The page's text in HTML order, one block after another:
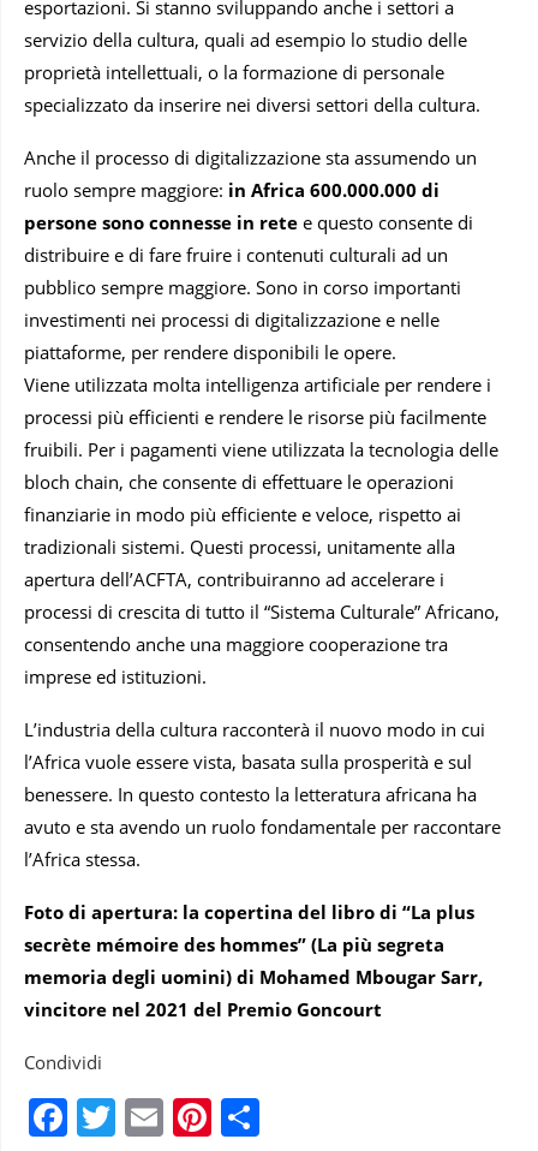
esportazioni. Si stanno sviluppando anche i settori a
servizio della cultura, quali ad esempio lo studio delle
proprietà intellettuali, o la formazione di personale
specializzato da inserire nei diversi settori della cultura.
Anche il processo di digitalizzazione sta assumendo un
ruolo sempre maggiore: in Africa 600.000.000 di
persone sono connesse in rete e questo consente di
distribuire e di fare fruire i contenuti culturali ad un
pubblico sempre maggiore. Sono in corso importanti
investimenti nei processi di digitalizzazione e nelle
piattaforme, per rendere disponibili le opere.
Viene utilizzata molta intelligenza artificiale per rendere i
processi più efficienti e rendere le risorse più facilmente
fruibili. Per i pagamenti viene utilizzata la tecnologia delle
bloch chain, che consente di effettuare le operazioni
finanziarie in modo più efficiente e veloce, rispetto ai
tradizionali sistemi. Questi processi, unitamente alla
apertura dell’ACFTA, contribuiranno ad accelerare i
processi di crescita di tutto il “Sistema Culturale” Africano,
consentendo anche una maggiore cooperazione tra
imprese ed istituzioni.
L’industria della cultura racconterà il nuovo modo in cui
l’Africa vuole essere vista, basata sulla prosperità e sul
benessere. In questo contesto la letteratura africana ha
avuto e sta avendo un ruolo fondamentale per raccontare
l’Africa stessa.
Foto di apertura: la copertina del libro di “La plus
secrète mémoire des hommes” (La più segreta
memoria degli uomini) di Mohamed Mbougar Sarr,
vincitore nel 2021 del Premio Goncourt
Condividi
Facebook
Twitter
EmailPinterest